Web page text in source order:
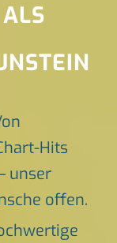
Hits
unser
offen.